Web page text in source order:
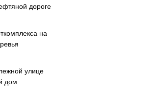
дороге
на
улице
дом